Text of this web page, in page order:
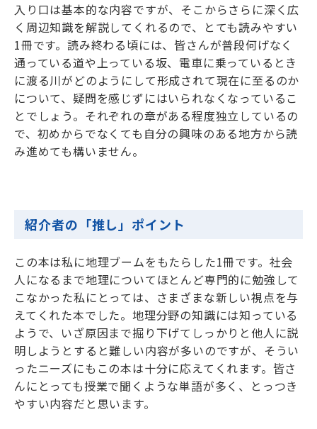
入り口は基本的な内容ですが、そこからさらに深く広
く周辺知識を解説してくれるので、とても読みやすい
1冊です。読み終わる頃には、皆さんが普段何げなく
通っている道や上っている坂、電車に乗っているとき
に渡る川がどのようにして形成されて現在に至るのか
について、疑問を感じずにはいられなくなっているこ
とでしょう。それぞれの章がある程度独立しているの
で、初めからでなくても自分の興味のある地方から読
み進めても構いません。
紹介者の「推し」ポイント
この本は私に地理ブームをもたらした1冊です。社会
人になるまで地理についてほとんど専門的に勉強して
こなかった私にとっては、さまざまな新しい視点を与
えてくれた本でした。地理分野の知識には知っている
ようで、いざ原因まで掘り下げてしっかりと他人に説
明しようとすると難しい内容が多いのですが、そうい
ったニーズにもこの本は十分に応えてくれます。皆さ
んにとっても授業で聞くような単語が多く、とっつき
やすい内容だと思います。